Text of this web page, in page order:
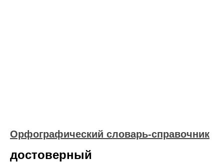
Орфографический словарь-справочник
достоверный